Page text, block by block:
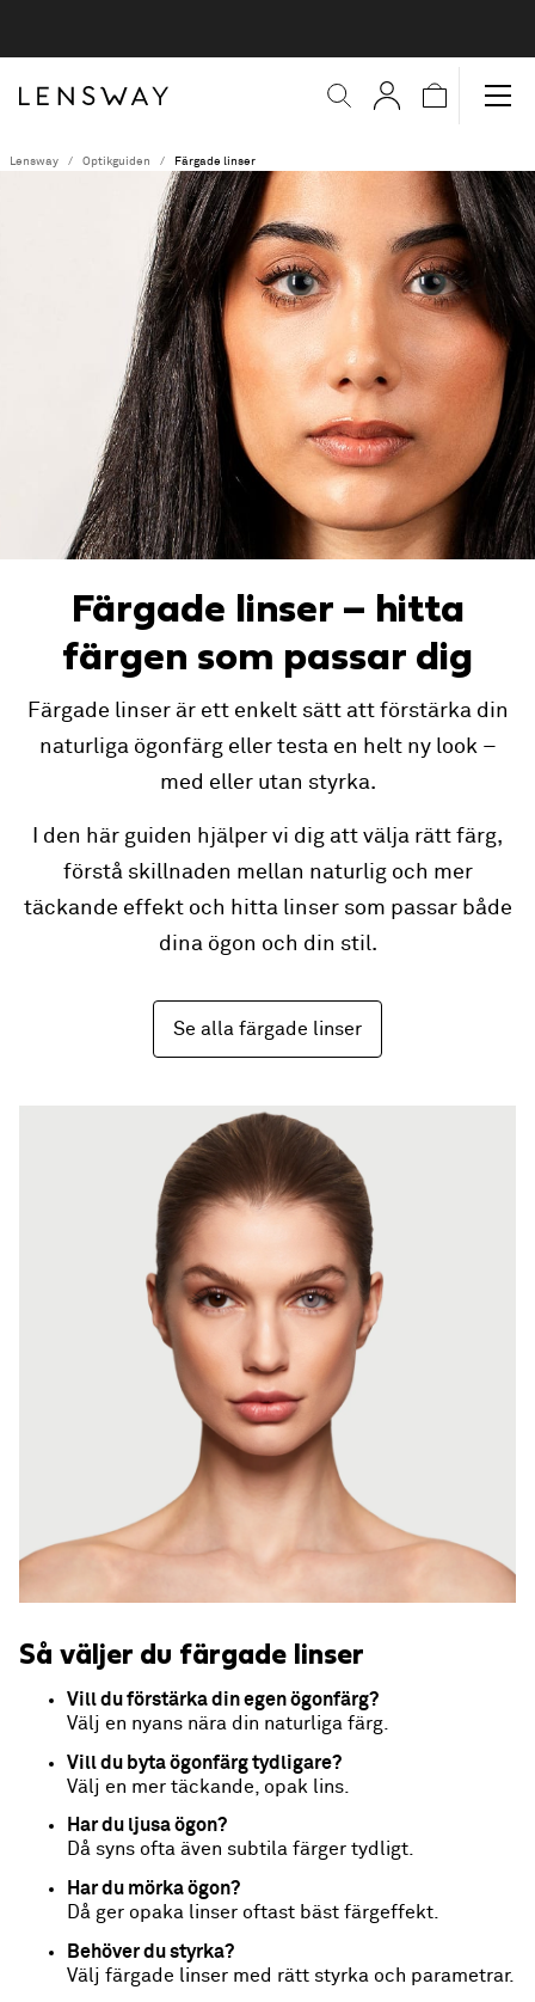
Lensway Optikguiden Färgade linser
Färgade linser – hitta
färgen som passar dig
Färgade linser är ett enkelt sätt att förstärka din
naturliga ögonfärg eller testa en helt ny look –
med eller utan styrka.
I den här guiden hjälper vi dig att välja rätt färg,
förstå skillnaden mellan naturlig och mer
täckande effekt och hitta linser som passar både
dina ögon och din stil.
Se alla färgade linser
Så väljer du färgade linser
Vill du förstärka din egen ögonfärg?
Välj en nyans nära din naturliga färg.
Vill du byta ögonfärg tydligare?
Välj en mer täckande, opak lins.
Har du ljusa ögon?
Då syns ofta även subtila färger tydligt.
Har du mörka ögon?
Då ger opaka linser oftast bäst färgeffekt.
Behöver du styrka?
Välj färgade linser med rätt styrka och parametrar.